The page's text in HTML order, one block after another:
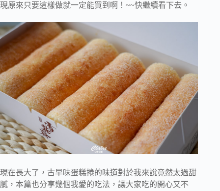
現原來只要這樣做就一定能買到啊！~~快繼續看下去。
現在長大了，古早味蛋糕捲的味道對於我來說竟然太過甜
膩，本篇也分享幾個我愛的吃法，讓大家吃的開心又不